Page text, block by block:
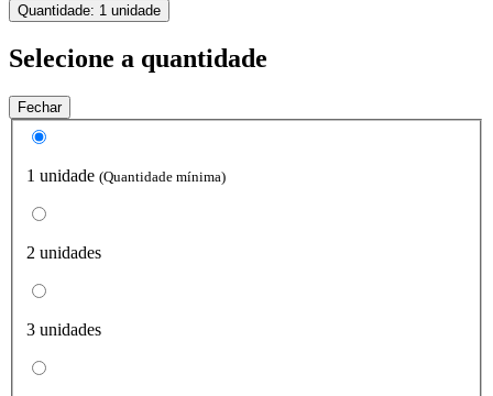
Quantidade: 1 unidade
Selecione a quantidade
Fechar
1 unidade (Quantidade mínima)
2 unidades
3 unidades